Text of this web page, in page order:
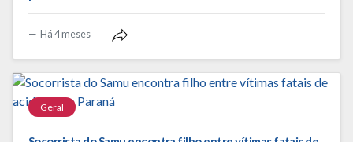
Há 4 meses
Geral